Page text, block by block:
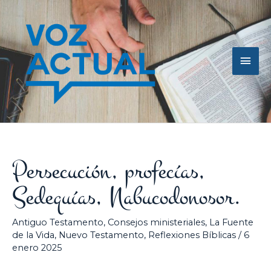
contenido
Persecución, profecías,
Sedequías, Nabucodonosor.
Antiguo Testamento, Consejos ministeriales, La Fuente
de la Vida, Nuevo Testamento, Reflexiones Bíblicas / 6
enero 2025